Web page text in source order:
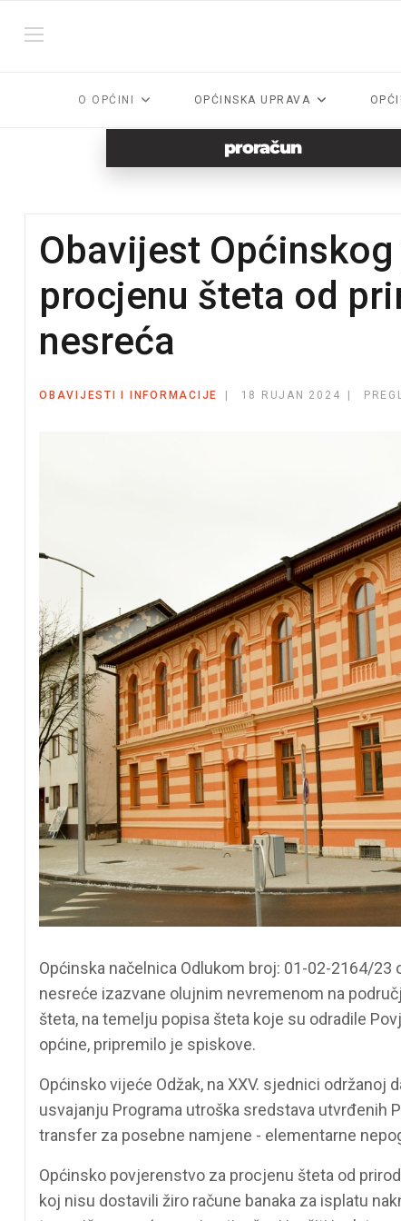
O OPĆINI OPĆINSKA UPRAVA
proračun
Obavijest
procjenu šteta od
nesreća
OBAVIJESTI I INFORMACIJE 18 RUJAN 2024
Općinska načelnica Odlukom broj: 01-02-2164/
nesreće izazvane olujnim nevremenom na
šteta, na temelju popisa šteta koje su odradile
općine, pripremilo je spiskove.
Općinsko vijeće Odžak, na XXV. sjednici održanoj
usvajanju Programa utroška sredstava utvrđenih
transfer za posebne namjene - elementarne
Općinsko povjerenstvo za procjenu šteta od
koj nisu dostavili žiro račune banaka za isplatu